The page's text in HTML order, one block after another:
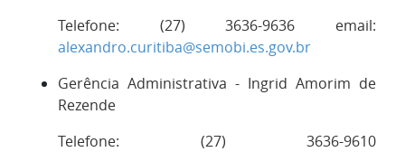
Telefone: (27) 3636-9636 email:
alexandro.curitiba@semobi.es.gov.br
Gerência Administrativa - Ingrid Amorim de
Rezende
Telefone: (27) 3636-9610